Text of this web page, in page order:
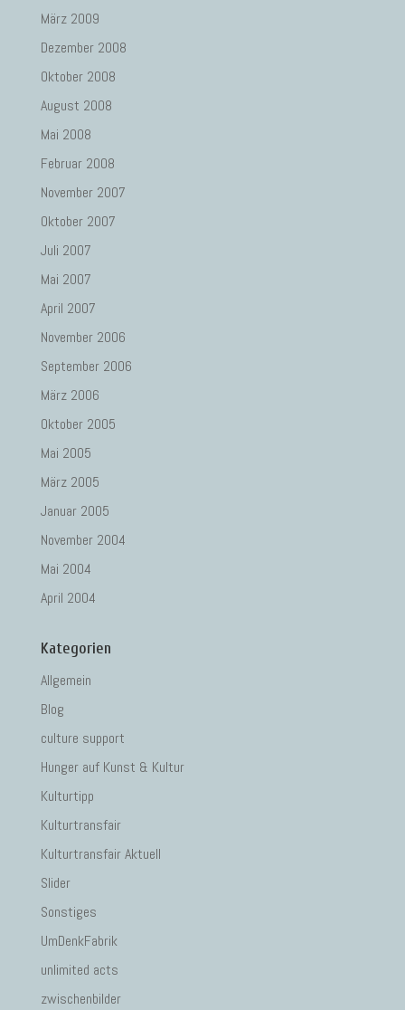
März 2009
Dezember 2008
Oktober 2008
August 2008
Mai 2008
Februar 2008
November 2007
Oktober 2007
Juli 2007
Mai 2007
April 2007
November 2006
September 2006
März 2006
Oktober 2005
Mai 2005
März 2005
Januar 2005
November 2004
Mai 2004
April 2004
Kategorien
Allgemein
Blog
culture support
Hunger auf Kunst & Kultur
Kulturtipp
Kulturtransfair
Kulturtransfair Aktuell
Slider
Sonstiges
UmDenkFabrik
unlimited acts
zwischenbilder